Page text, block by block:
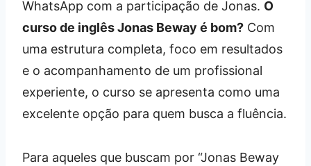
WhatsApp com a participação de Jonas. O
curso de inglês Jonas Beway é bom? Com
uma estrutura completa, foco em resultados
e o acompanhamento de um profissional
experiente, o curso se apresenta como uma
excelente opção para quem busca a fluência.
Para aqueles que buscam por “Jonas Beway